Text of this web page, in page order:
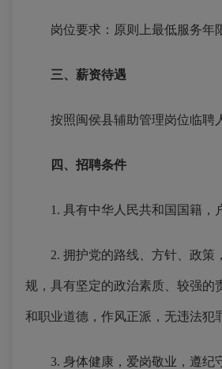
岗位要求：原则上最低服务年
三、薪资待遇
按照闽侯县辅助管理岗位临聘
四、招聘条件
1. 具有中华人民共和国国籍，
2. 拥护党的路线、方针、政策
规，具有坚定的政治素质、较强的
和职业道德，作风正派，无违法犯
3. 身体健康，爱岗敬业，遵纪